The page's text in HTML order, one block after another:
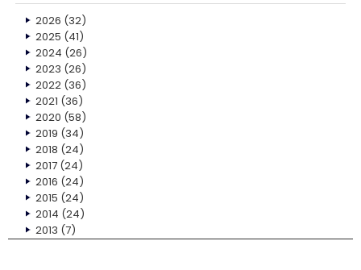
2026 (32)
2025 (41)
2024 (26)
2023 (26)
2022(36)
2021 (36)
2020 (58)
2019 (34)
2018 (24)
2017(24)
2016 (24)
2015 (24)
2014 (24)
2013 (7)